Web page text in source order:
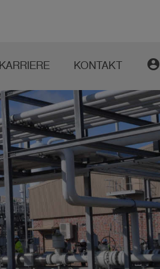
KARRIERE KONTAKT account_circle